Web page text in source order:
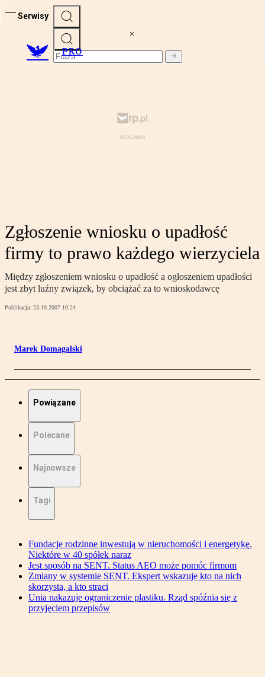
Serwisy
PRO
Zgłoszenie wniosku o upadłość
firmy to prawo każdego wierzyciela
Między zgłoszeniem wniosku o upadłość a ogłoszeniem upadłości
jest zbyt luźny związek, by obciążać za to wnioskodawcę
Publikacja: 23.10.2007 10:24
Marek Domagalski
Powiązane
Polecane
Najnowsze
Tagi
Fundacje rodzinne inwestują w nieruchomości i energetykę.
Niektóre w 40 spółek naraz
Jest sposób na SENT. Status AEO może pomóc firmom
Zmiany w systemie SENT. Ekspert wskazuje kto na nich
skorzysta, a kto straci
Unia nakazuje ograniczenie plastiku. Rząd spóźnia się z
przyjęciem przepisów